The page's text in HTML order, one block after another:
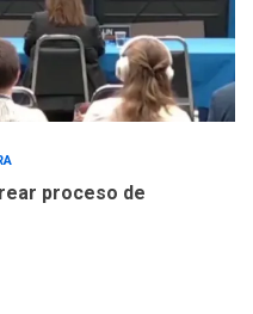
proceso de